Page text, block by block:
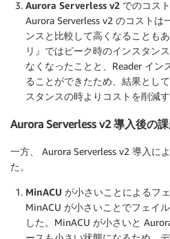
Aurora Serverless v2 でのコス
Aurora Serverless v2 のコストは
ンスと比較して高くなることも
リ』ではピーク時のインスタン
なくなったことと、Reader イン
ることができたため、結果とし
スタンスの時よりコストを削減
Aurora Serverless v2 導入後の
一方、 Aurora Serverless v2 導入に
た。
MinACU が小さいことによるフ
MinACU が小さいことでフェイ
した。MinACU が小さいと